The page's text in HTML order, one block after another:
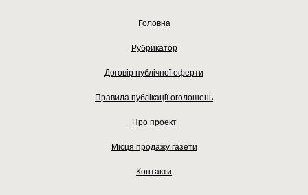
Головна
Рубрикатор
Договір публічної оферти
Правила публікації оголошень
Про проект
Місця продажу газети
Контакти